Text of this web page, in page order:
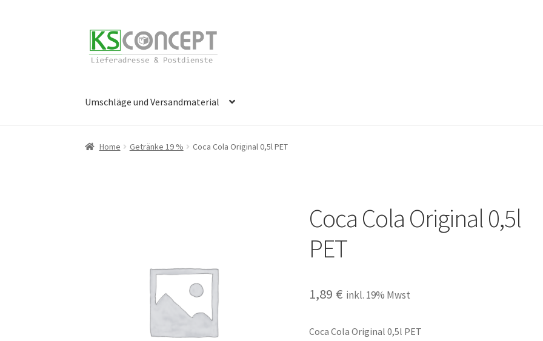
Zur
Navigation
springen
Zum
Inhalt
springen
Umschläge und Versandmaterial
Start Cookie-Richtlinie (EU) Datenschutzerklärung
Home Getränke 19 % Coca Cola Original 0,5l PET
Coca Cola Original 0,5l
PET
1,89 € inkl. 19% Mwst
Coca Cola Original 0,5l PET